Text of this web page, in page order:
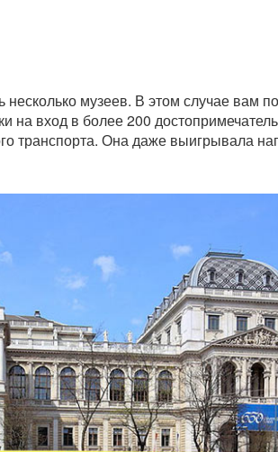
музеев. В этом случае вам
вход в более 200
транспорта. Она даже выигрывала